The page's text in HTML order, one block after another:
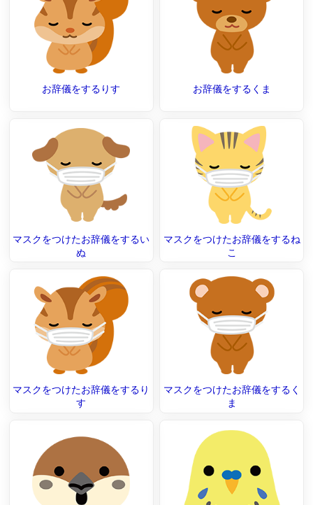
お辞儀をするりす お辞儀をするくま
マスクをつけたお辞儀をするい
ぬ
マスクをつけたお辞儀をするね
こ
マスクをつけたお辞儀をするり
す
マスクをつけたお辞儀をするく
ま